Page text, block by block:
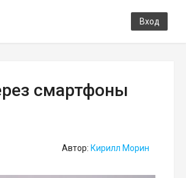
Вход
смартфоны
Автор: Кирилл Морин